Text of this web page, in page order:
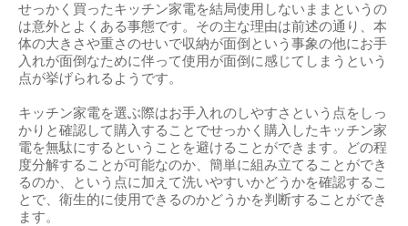
せっかく買ったキッチン家電を結局使用しないままというの
は意外とよくある事態です。その主な理由は前述の通り、本
体の大きさや重さのせいで収納が面倒という事象の他にお手
入れが面倒なために伴って使用が面倒に感じてしまうという
点が挙げられるようです。
キッチン家電を選ぶ際はお手入れのしやすさという点をしっ
かりと確認して購入することでせっかく購入したキッチン家
電を無駄にするということを避けることができます。どの程
度分解することが可能なのか、簡単に組み立てることができ
るのか、という点に加えて洗いやすいかどうかを確認するこ
とで、衛生的に使用できるのかどうかを判断することができ
ます。